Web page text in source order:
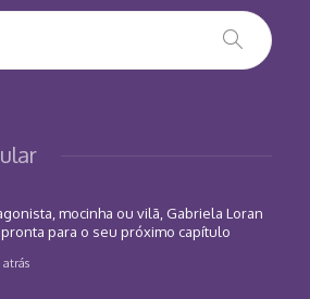
mocinha ou vilã, Gabriela Loran
para o seu próximo capítulo
atrás